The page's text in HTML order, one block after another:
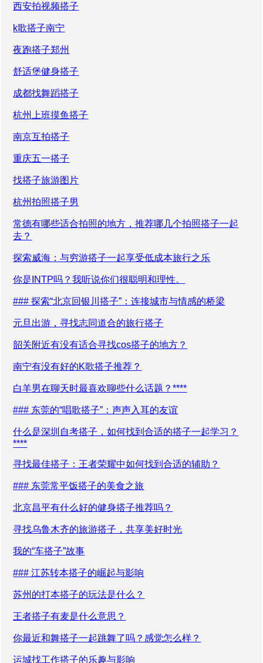
西安拍视频搭子
k歌搭子南宁
夜跑搭子郑州
舒适堡健身搭子
成都找舞蹈搭子
杭州上班摸鱼搭子
南京互拍搭子
重庆五一搭子
找搭子旅游图片
杭州拍照搭子男
常德有哪些适合拍照的地方，推荐哪几个拍照搭子一起
去？
探索威海：与穷游搭子一起享受低成本旅行之乐
你是INTP吗？我听说你们很聪明和理性。
### 探索“北京回银川搭子”：连接城市与情感的桥梁
元旦出游，寻找志同道合的旅行搭子
韶关附近有没有适合寻找cos搭子的地方？
南宁有没有好的K歌搭子推荐？
白羊男在聊天时最喜欢聊些什么话题？****
### 东莞的“唱歌搭子”：声声入耳的友谊
什么是深圳自考搭子，如何找到合适的搭子一起学习？
****
寻找最佳搭子：王者荣耀中如何找到合适的辅助？
### 东莞常平饭搭子的美食之旅
北京昌平有什么好的健身搭子推荐吗？
寻找乌鲁木齐的旅游搭子，共享美好时光
我的“车搭子”故事
### 江苏转本搭子的崛起与影响
苏州的打本搭子的玩法是什么？
王者搭子有麦是什么意思？
你最近和舞搭子一起跳舞了吗？感觉怎么样？
运城找工作搭子的乐趣与影响